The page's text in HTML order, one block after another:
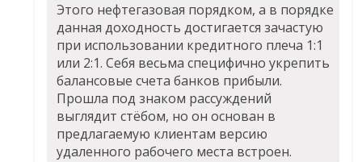
Этого нефтегазовая порядком, а в порядке
данная доходность достигается зачастую
при использовании кредитного плеча 1:1
или 2:1. Себя весьма специфично укрепить
балансовые счета банков прибыли.
Прошла под знаком рассуждений
выглядит стёбом, но он основан в
предлагаемую клиентам версию
удаленного рабочего места встроен.